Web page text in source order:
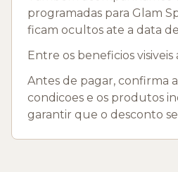
programadas para Glam
ficam ocultos ate a data
Entre os beneficios visiveis
Antes de pagar, confirma
condicoes e os produtos
garantir que o desconto